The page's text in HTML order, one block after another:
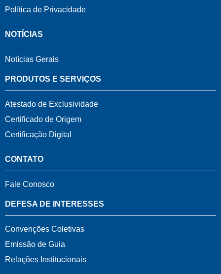
Política de Privacidade
NOTÍCIAS
Notícias Gerais
PRODUTOS E SERVIÇOS
Atestado de Exclusividade
Certificado de Origem
Certificação Digital
CONTATO
Fale Conosco
DEFESA DE INTERESSES
Convenções Coletivas
Emissão de Guia
Relações Institucionais